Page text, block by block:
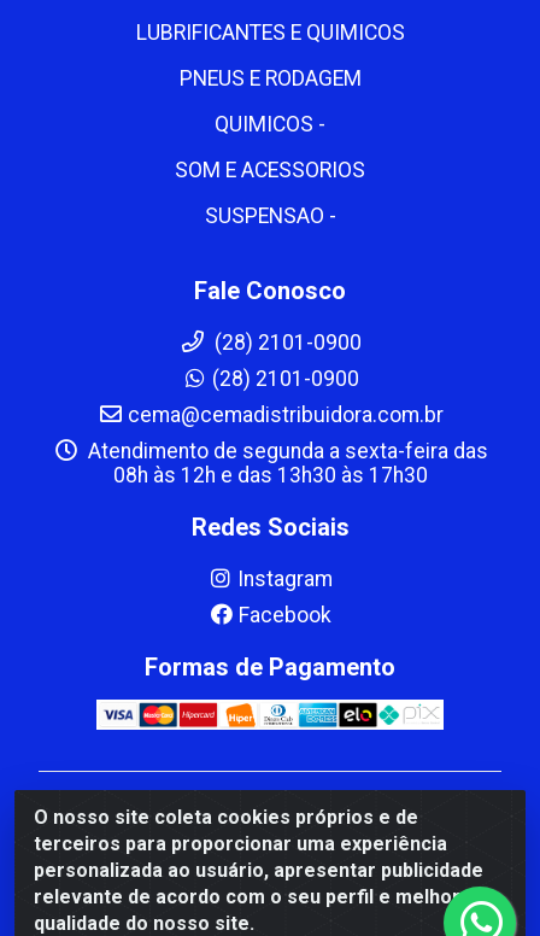
O nosso site coleta cookies próprios e de
terceiros para proporcionar uma experiência
personalizada ao usuário, apresentar publicidade
relevante de acordo com o seu perfil e melhorar a
qualidade do nosso site.
LUBRIFICANTES E QUIMICOS
PNEUS E RODAGEM
QUIMICOS -
SOM E ACESSORIOS
SUSPENSAO -
Fale Conosco
(28) 2101-0900
(28) 2101-0900
cema@cemadistribuidora.com.br
Atendimento de segunda a sexta-feira das
08h às 12h e das 13h30 às 17h30
Redes Sociais
Instagram
Facebook
Formas de Pagamento
CBP MACEDO COMERCIO PEÇAS LTDA Matriz - av
Mauro Miranda Madureira, 1249 - Coramara , Cachoeiro
de Itapemirim/ES - CEP 29.311-310 - CNPJ
00.502.680/0001-41